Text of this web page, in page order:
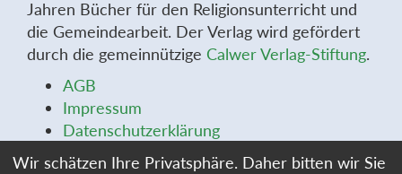
Jahren Bücher für den Religionsunterricht und
die Gemeindearbeit. Der Verlag wird gefördert
durch die gemeinnützige Calwer Verlag-Stiftung.
AGB
Impressum
Datenschutzerklärung
Widerrufsbelehrung
Wir schätzen Ihre Privatsphäre. Daher bitten wir Sie